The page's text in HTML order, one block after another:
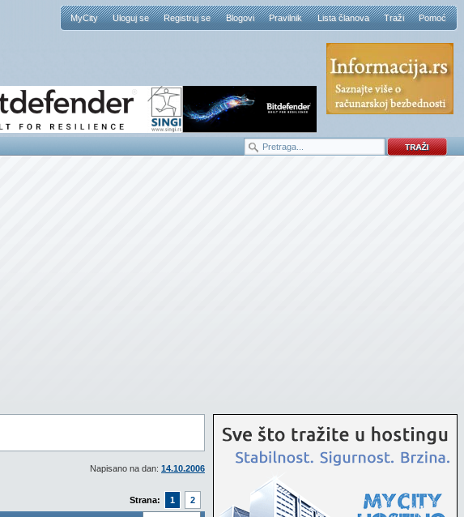
MyCity Uloguj se Registruj se Blogovi Pravilnik Lista članova Traži Pomoć
Napisano na dan: 14.10.2006
Strana: 1 2